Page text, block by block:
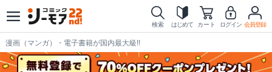
検索 はじめて カート ログイン 会員登録
漫画（マンガ）・電子書籍が国内最大級!!